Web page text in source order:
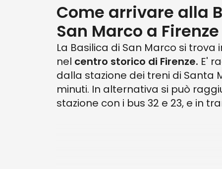
Da 44 €
Orari Sante Messe:
Feriale : ORE 18.30
Domenica e Festivi: ORE 11.00 e
Confessioni: Mezz’ora prima
L'ingresso alla chiesa di San
Si ricorda che per entrare in
utilizzare copri spalle, foulard
Come arrivare alla
San Marco a Firenze
La Basilica di San Marco si trova
nel centro storico di Firenze. E'
dalla stazione dei treni di Santa
minuti. In alternativa si può
stazione con i bus 32 e 23, e in